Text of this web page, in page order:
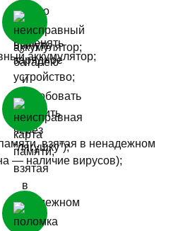
аккумулятор;
взятая в ненадежном
— наличие вирусов);